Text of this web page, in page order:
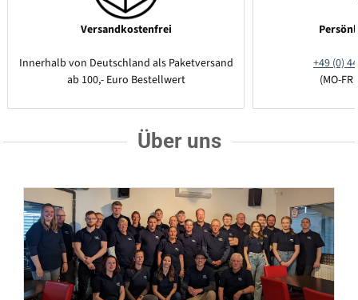
Versandkostenfrei
Innerhalb von Deutschland als Paketversand
ab 100,- Euro Bestellwert
+49 (0)
(MO-
Über uns